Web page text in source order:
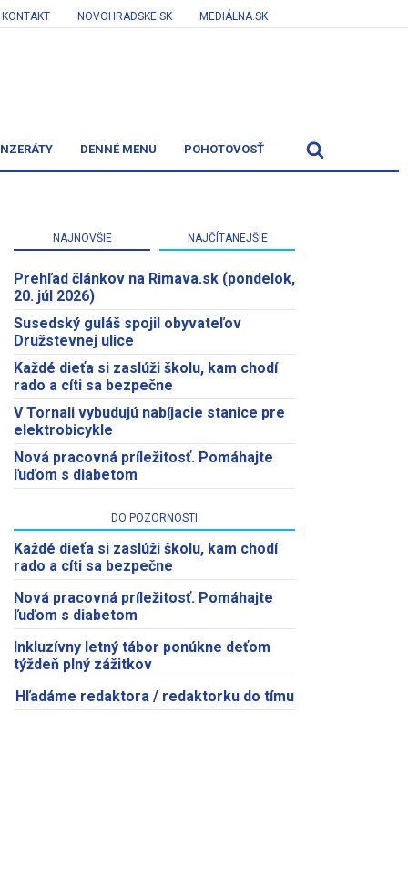
KONTAKT NOVOHRADSKE.SK MEDIÁLNA.SK
DENNÉ MENU POHOTOVOSŤ
NAJNOVŠIE NAJČÍTANEJŠIE
Prehľad článkov na Rimava.sk (pondelok,
20. júl 2026)
Susedský guláš spojil obyvateľov
Družstevnej ulice
Každé dieťa si zaslúži školu, kam chodí
rado a cíti sa bezpečne
V Tornali vybudujú nabíjacie stanice pre
elektrobicykle
Nová pracovná príležitosť. Pomáhajte
ľuďom s diabetom
DO POZORNOSTI
Každé dieťa si zaslúži školu, kam chodí
rado a cíti sa bezpečne
Nová pracovná príležitosť. Pomáhajte
ľuďom s diabetom
Inkluzívny letný tábor ponúkne deťom
týždeň plný zážitkov
Hľadáme redaktora / redaktorku do tímu